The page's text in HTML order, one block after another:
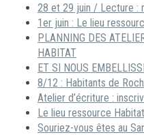
28 et 29 juin / Lecture :
1er juin : Le lieu
PLANNING DES
HABITAT
ET SI NOUS
8/12 : Habitants de
Atelier d’écriture :
Le lieu ressource
Souriez-vous êtes au